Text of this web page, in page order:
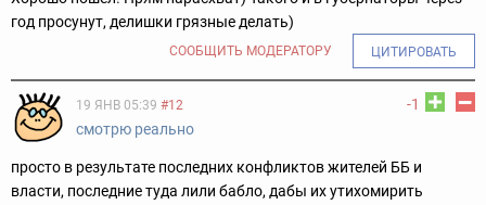
год просунут, делишки грязные делать)
СООБЩИТЬ МОДЕРАТОРУ ЦИТИРОВАТЬ
-1
19 ЯНВ 05:39 #12
смотрю реально
просто в результате последних конфликтов жителей ББ и
власти, последние туда лили бабло, дабы их утихомирить